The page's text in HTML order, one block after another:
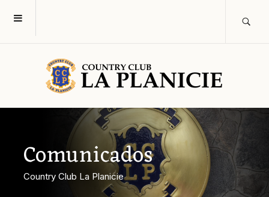
Comunicados
Country Club La Planicie